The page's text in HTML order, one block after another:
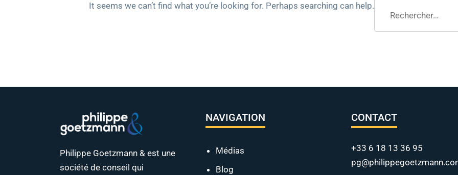
It seems we can’t find what you’re looking for. Perhaps searching can help.
Philippe Goetzmann & est une
société de conseil qui
NAVIGATION
Médias
Blog
CONTACT
+33 6 18 13 36 95